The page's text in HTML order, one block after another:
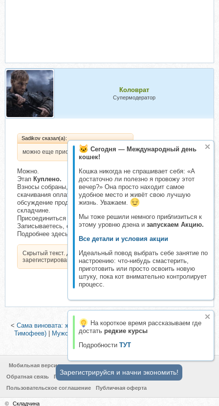
Сегодня — Международный день
кошек!
Кошка никогда не спрашивает себя: «А
достаточно ли полезно я провожу этот
вечер?» Она просто находит самое
удобное место и живёт свою лучшую
жизнь. Уважаем.
Мы тоже решили немного приблизиться к
этому уровню дзена и запускаем Акцию.
Все детали и условия акции
Идеальный повод выбрать себе занятие по
настроению: что-нибудь смастерить,
приготовить или просто освоить новую
штуку, пока кот внимательно контролирует
процесс.
На короткое время рассказываем где
достать редкие курсы
Подробности ТУТ
Коловрат
Супермодератор
Sadikov сказал(а):
можно еще приобрести?
Можно.
Этап Куплено.
Взносы собраны, продукт выкуплен и выложен для
скачивания оплатившим участникам. В Библиотеке идет
обсуждение продукта. Участники могут оставить отзыв о
складчине.
Присоединиться на этом этапе можно в любое время.
Записываетесь, оплачиваете, получаете продукт.
Подробнее здесь:
Скрытый текст. Доступен только
зарегистрированным пользователям.
< Сама виновата: женская провокация и ее последствия (Алексей
Тимофеев)|
Мужские правила. Технология нарушения (Алексей
Тимофеев)>
Мобильная версия
Обратная связь
Политика конфиденциальности
Пользовательское соглашение
Публичная оферта
© Складчина
Зарегистрируйся и начни экономить!